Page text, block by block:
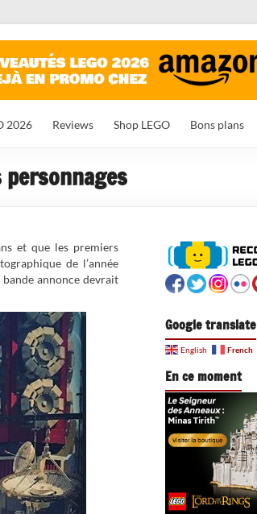
2026 Reviews Shop LEGO Bons plans
personnages
et que les premiers
de l’année
annonce devrait
Google translate
English French
En ce moment